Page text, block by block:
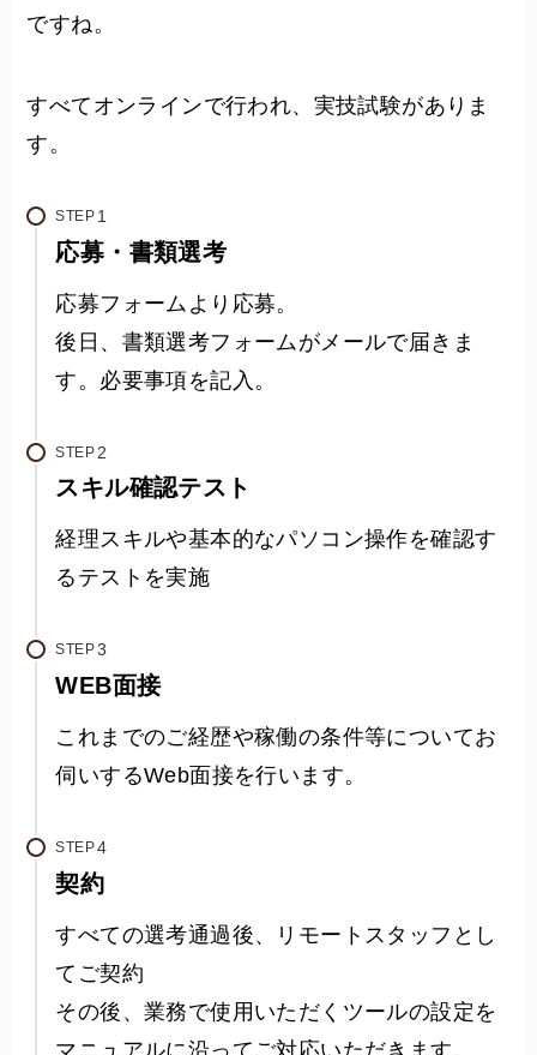
ですね。
すべてオンラインで行われ、実技試験がありま
す。
STEP
応募・書類選考
応募フォームより応募。
後日、書類選考フォームがメールで届きま
す。必要事項を記入。
STEP
スキル確認テスト
経理スキルや基本的なパソコン操作を確認す
るテストを実施
STEP
WEB面接
これまでのご経歴や稼働の条件等についてお
伺いするWeb面接を行います。
STEP
契約
すべての選考通過後、リモートスタッフとし
てご契約
その後、業務で使用いただくツールの設定を
マニュアルに沿ってご対応いただきます。